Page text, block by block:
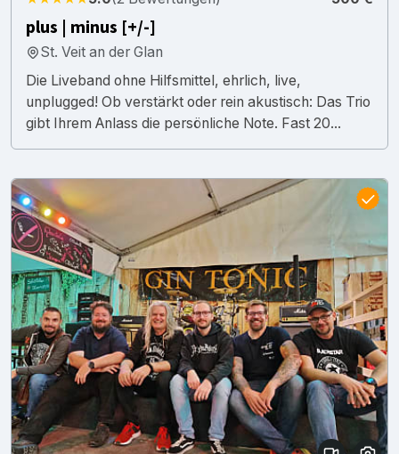
plus | minus [+/-]
St. Veit an der Glan
Die Liveband ohne Hilfsmittel, ehrlich, live,
unplugged! Ob verstärkt oder rein akustisch: Das Trio
gibt Ihrem Anlass die persönliche Note. Fast 20...